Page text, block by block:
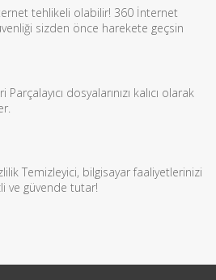
tehlikeli olabilir! 360 İnternet
sizden önce harekete geçsin
Parçalayıcı dosyalarınızı kalıcı olarak
Temizleyici, bilgisayar faaliyetlerinizi
ve güvende tutar!